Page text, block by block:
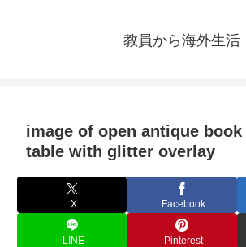
教員から海外生活
image of open antique
table with glitter overlay
X Facebook
LINE Pinterest